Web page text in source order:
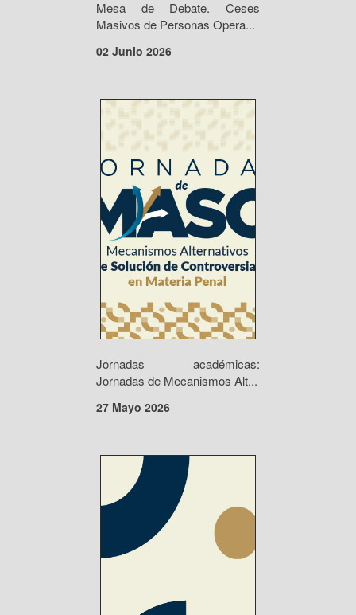
Mesa de Debate. Ceses
Masivos de Personas Opera...
02 Junio 2026
Jornadas académicas:
Jornadas de Mecanismos Alt...
27 Mayo 2026